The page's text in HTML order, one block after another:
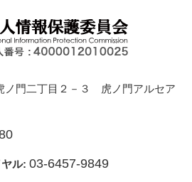
ノ門二丁目２－３ 虎ノ門アルセア
ル: 03-6457-9849